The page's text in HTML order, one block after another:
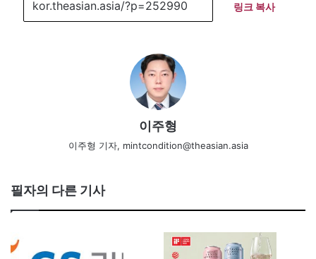
링크 복사
이주형
이주형 기자, mintcondition@theasian.asia
필자의 다른 기사